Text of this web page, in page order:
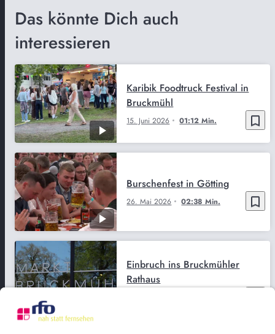
Das könnte Dich auch
interessieren
bookmark_border
15. Juni 2026 01:12 Min.
Karibik Foodtruck Festival in
Bruckmühl
bookmark_border
26. Mai 2026 02:38 Min.
Burschenfest in Götting
Einbruch ins Bruckmühler
Rathaus